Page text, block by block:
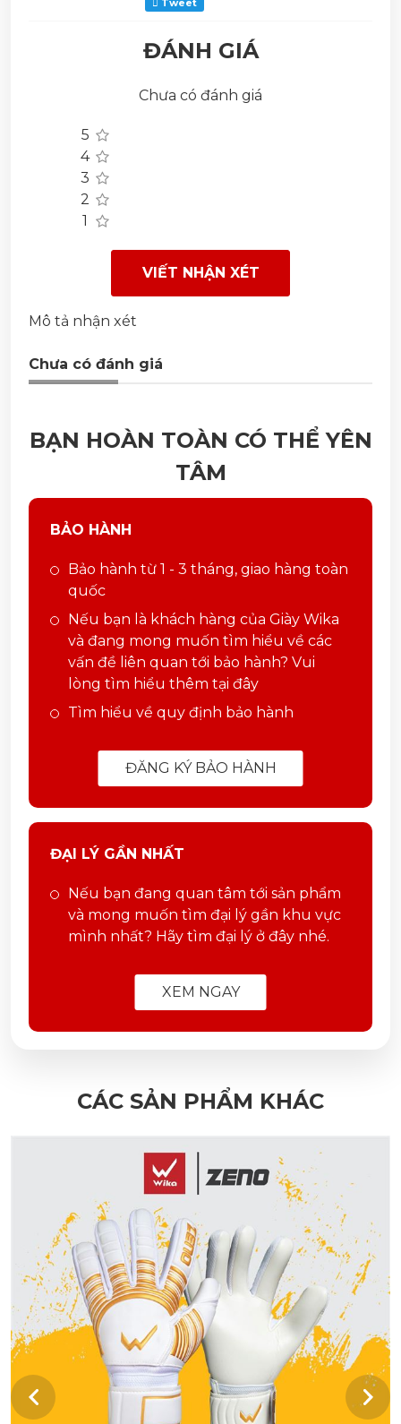
Tweet
ĐÁNH GIÁ
Chưa có đánh giá
5
4
3
2
1
VIẾT NHẬN XÉT
Mô tả nhận xét
Chưa có đánh giá
BẠN HOÀN TOÀN CÓ THỂ YÊN
TÂM
BẢO HÀNH
Bảo hành từ 1 - 3 tháng, giao hàng toàn
quốc
Nếu bạn là khách hàng của Giày Wika
và đang mong muốn tìm hiểu về các
vấn đề liên quan tới bảo hành? Vui
lòng tìm hiểu thêm tại đây
Tìm hiểu về quy định bảo hành
ĐĂNG KÝ BẢO HÀNH
ĐẠI LÝ GẦN NHẤT
Nếu bạn đang quan tâm tới sản phẩm
và mong muốn tìm đại lý gần khu vực
mình nhất? Hãy tìm đại lý ở đây nhé.
XEM NGAY
CÁC SẢN PHẨM KHÁC